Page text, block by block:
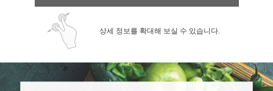
상세 정보를 확대해 보실 수 있습니다.